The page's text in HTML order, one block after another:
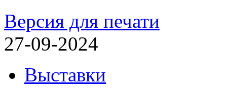
Версия для печати
27-09-2024
Выставки